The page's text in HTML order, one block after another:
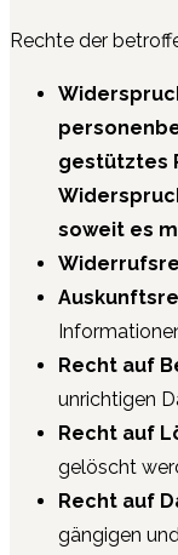
Rechte der
gestütztes
soweit es
Recht auf
unrichtigen
Recht auf
gelöscht
Recht auf
gängigen